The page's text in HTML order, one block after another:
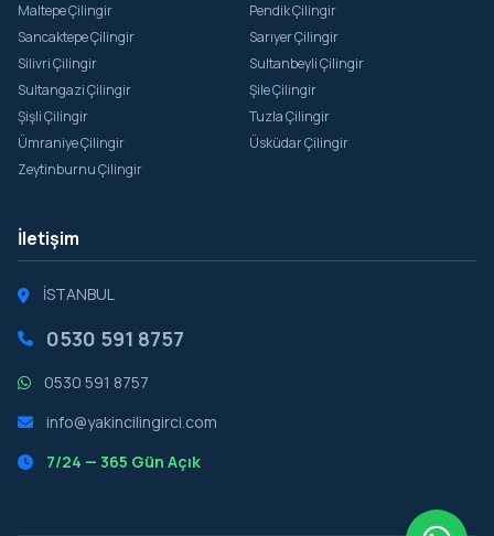
Maltepe Çilingir
Pendik Çilingir
Sancaktepe Çilingir
Sarıyer Çilingir
Silivri Çilingir
Sultanbeyli Çilingir
Sultangazi Çilingir
Şile Çilingir
Şişli Çilingir
Tuzla Çilingir
Ümraniye Çilingir
Üsküdar Çilingir
Zeytinburnu Çilingir
İletişim
İSTANBUL
0530 591 8757
0530 591 8757
info@yakincilingirci.com
7/24 — 365 Gün Açık